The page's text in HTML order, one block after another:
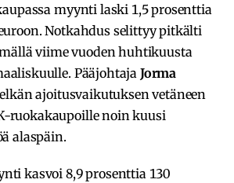
myynti laski 1,5 prosenttia
Notkahdus selittyy pitkälti
viime vuoden huhtikuusta
Pääjohtaja Jorma
ajoitusvaikutuksen vetäneen
ruokakaupoille noin kuusi
alaspäin.
kasvoi 8,9 prosenttia 130